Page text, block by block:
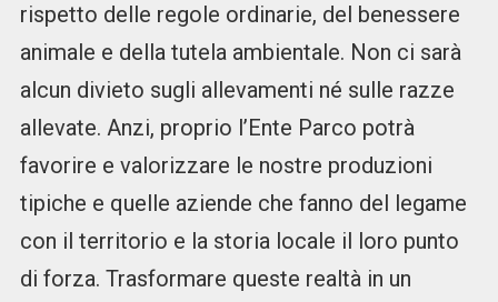
rispetto delle regole ordinarie, del benessere
animale e della tutela ambientale. Non ci sarà
alcun divieto sugli allevamenti né sulle razze
allevate. Anzi, proprio l’Ente Parco potrà
favorire e valorizzare le nostre produzioni
tipiche e quelle aziende che fanno del legame
con il territorio e la storia locale il loro punto
di forza. Trasformare queste realtà in un